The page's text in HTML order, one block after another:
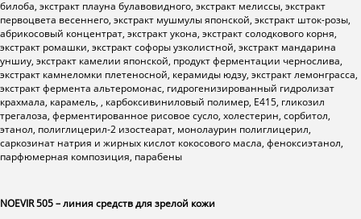
билоба, экстракт плауна булавовидного, экстракт мелиссы, экстракт
первоцвета весеннего, экстракт мушмулы японской, экстракт шток-розы,
абрикосовый концентрат, экстракт укона, экстракт солодкового корня,
экстракт ромашки, экстракт софоры узколистной, экстракт мандарина
уншиу, экстракт камелии японской, продукт ферментации чернослива,
экстракт камнеломки плетеносной, керамиды юдзу, экстракт лемонграсса,
экстракт фермента альтеромонас, гидрогенизированный гидролизат
крахмала, карамель, , карбоксивиниловый полимер, E415, гликозил
трегалоза, ферментированное рисовое сусло, холестерин, сорбитол,
этанол, полиглицерил-2 изостеарат, монолаурин полиглицерил,
саркозинат натрия и жирных кислот кокосового масла, феноксиэтанол,
парфюмерная композиция, парабены
NOEVIR505 – линия средств для зрелой кожи